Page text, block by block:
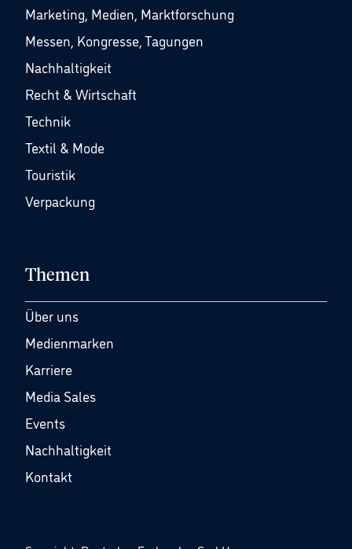
Marketing, Medien, Marktforschung
Messen, Kongresse, Tagungen
Nachhaltigkeit
Recht & Wirtschaft
Technik
Textil & Mode
Touristik
Verpackung
Themen
Über uns
Medienmarken
Karriere
Media Sales
Events
Nachhaltigkeit
Kontakt